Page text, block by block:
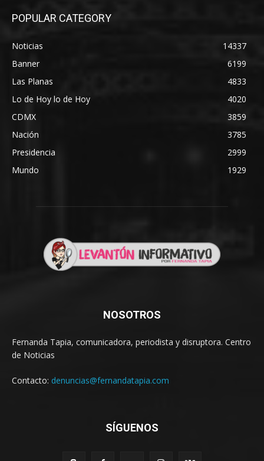
POPULAR CATEGORY
Noticias
14337
Banner
6199
Las Planas
4833
Lo de Hoy lo de Hoy
4020
CDMX
3859
Nación
3785
Presidencia
2999
Mundo
1929
NOSOTROS
Fernanda Tapia, comunicadora, periodista y disruptora. Centro
de Noticias
Contacto: denuncias@fernandatapia.com
SÍGUENOS